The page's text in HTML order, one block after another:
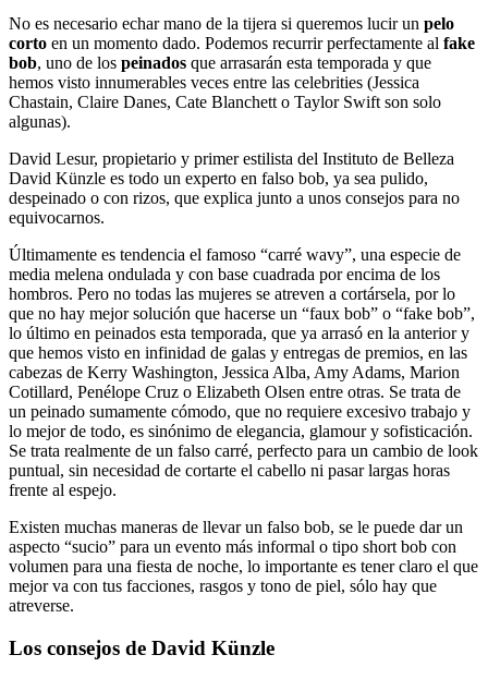
No es necesario echar mano de la tijera si queremos lucir un pelo
corto en un momento dado. Podemos recurrir perfectamente al fake
bob, uno de los peinados que arrasarán esta temporada y que
hemos visto innumerables veces entre las celebrities (Jessica
Chastain, Claire Danes, Cate Blanchett o Taylor Swift son solo
algunas).
David Lesur, propietario y primer estilista del Instituto de Belleza
David Künzle es todo un experto en falso bob, ya sea pulido,
despeinado o con rizos, que explica junto a unos consejos para no
equivocarnos.
Últimamente es tendencia el famoso “carré wavy”, una especie de
media melena ondulada y con base cuadrada por encima de los
hombros. Pero no todas las mujeres se atreven a cortársela, por lo
que no hay mejor solución que hacerse un “faux bob” o “fake bob”,
lo último en peinados esta temporada, que ya arrasó en la anterior y
que hemos visto en infinidad de galas y entregas de premios, en las
cabezas de Kerry Washington, Jessica Alba, Amy Adams, Marion
Cotillard, Penélope Cruz o Elizabeth Olsen entre otras. Se trata de
un peinado sumamente cómodo, que no requiere excesivo trabajo y
lo mejor de todo, es sinónimo de elegancia, glamour y sofisticación.
Se trata realmente de un falso carré, perfecto para un cambio de look
puntual, sin necesidad de cortarte el cabello ni pasar largas horas
frente al espejo.
Existen muchas maneras de llevar un falso bob, se le puede dar un
aspecto “sucio” para un evento más informal o tipo short bob con
volumen para una fiesta de noche, lo importante es tener claro el que
mejor va con tus facciones, rasgos y tono de piel, sólo hay que
atreverse.
Los consejos de David Künzle